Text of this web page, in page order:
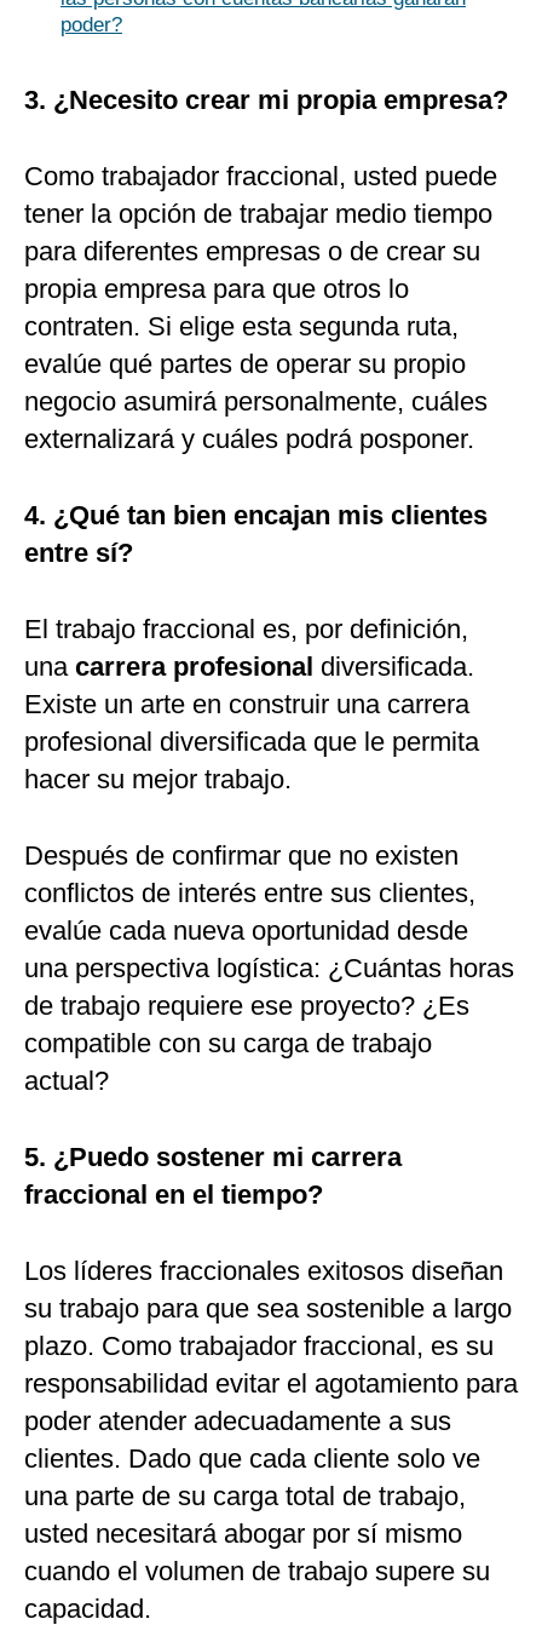
poder?
3. ¿Necesito crear mi propia empresa?
Como trabajador fraccional, usted puede
tener la opción de trabajar medio tiempo
para diferentes empresas o de crear su
propia empresa para que otros lo
contraten. Si elige esta segunda ruta,
evalúe qué partes de operar su propio
negocio asumirá personalmente, cuáles
externalizará y cuáles podrá posponer.
4. ¿Qué tan bien encajan mis clientes
entre sí?
El trabajo fraccional es, por definición,
una carrera profesional diversificada.
Existe un arte en construir una carrera
profesional diversificada que le permita
hacer su mejor trabajo.
Después de confirmar que no existen
conflictos de interés entre sus clientes,
evalúe cada nueva oportunidad desde
una perspectiva logística: ¿Cuántas horas
de trabajo requiere ese proyecto? ¿Es
compatible con su carga de trabajo
actual?
5. ¿Puedo sostener mi carrera
fraccional en el tiempo?
Los líderes fraccionales exitosos diseñan
su trabajo para que sea sostenible a largo
plazo. Como trabajador fraccional, es su
responsabilidad evitar el agotamiento para
poder atender adecuadamente a sus
clientes. Dado que cada cliente solo ve
una parte de su carga total de trabajo,
usted necesitará abogar por sí mismo
cuando el volumen de trabajo supere su
capacidad.